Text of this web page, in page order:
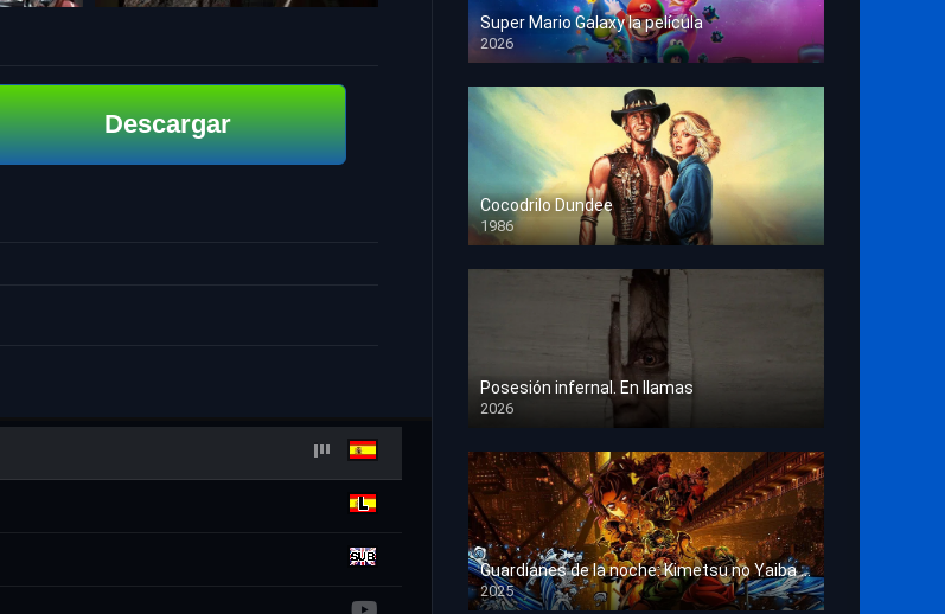
Descargar
Super Mario Galaxy la película
2026
HD 1080p
Cocodrilo Dundee
1986
HD 1080p
Posesión infernal. En llamas
2026
HD 1080p
Guardianes de la noche: Kimetsu no Yaiba La fortaleza infinita
2025
HD 1080p